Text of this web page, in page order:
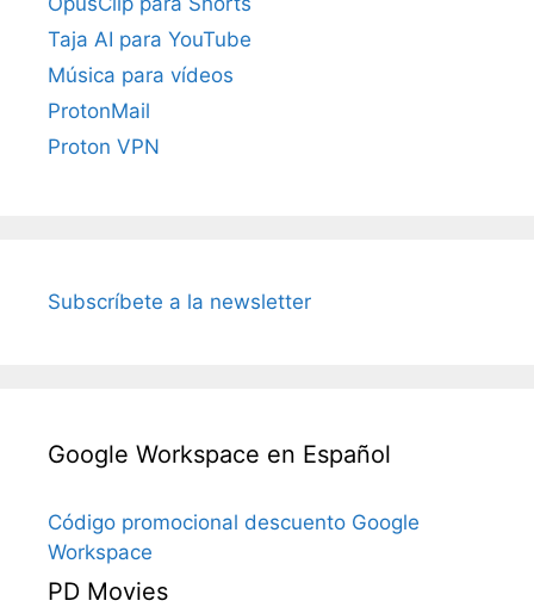
Taja AI para YouTube
Música para vídeos
ProtonMail
Proton VPN
Subscríbete a la newsletter
Google Workspace en Español
Código promocional descuento Google
Workspace
PD Movies